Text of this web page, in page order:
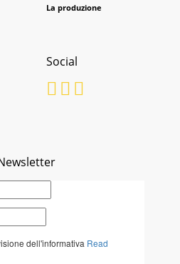
La produzione
Social